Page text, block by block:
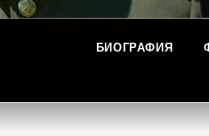
БИОГРАФИЯ